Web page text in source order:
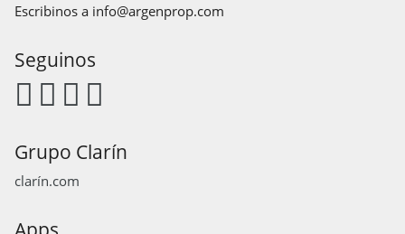
Escribinos a info@argenprop.com
Seguinos
Grupo Clarín
clarín.com